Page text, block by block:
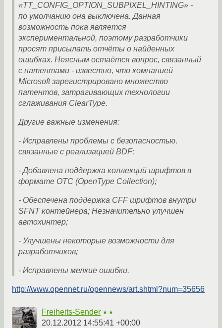
«TT_CONFIG_OPTION_SUBPIXEL_HINTING» -
по умолчанию она выключена. Данная
возможность пока является
экспериментальной, поэтому разработчики
просят присылать отчёты о найденных
ошибках. Неясным остаётся вопрос, связанный
с патентами - известно, что компанией
Microsoft зарегистрировано множество
патентов, затрагивающих технологии
сглаживания ClearType.
Другие важные изменения:
- Исправлены проблемы с безопасностью,
связанные с реализацией BDF;
- Добавлена поддержка коллекций шрифтов в
формате OTC (OpenType Collection);
- Обеспечена поддержка CFF шрифтов внутри
SFNT контейнера; Незначительно улучшен
автохинтер;
- Улучшены некоторые возможности для
разработчиков;
- Исправлены мелкие ошибки.
http://www.opennet.ru/opennews/art.shtml?num=35656
Freiheits-Sender ★★
20.12.2012 14:55:41 +00:00